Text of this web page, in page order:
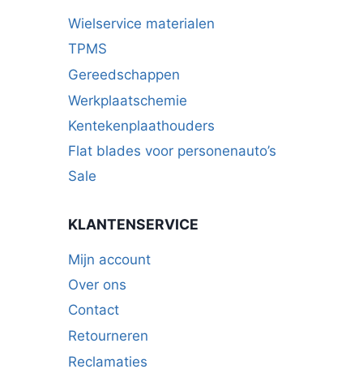
Wielservice materialen
TPMS
Gereedschappen
Werkplaatschemie
Kentekenplaathouders
Flat blades voor personenauto’s
Sale
KLANTENSERVICE
Mijn account
Over ons
Contact
Retourneren
Reclamaties